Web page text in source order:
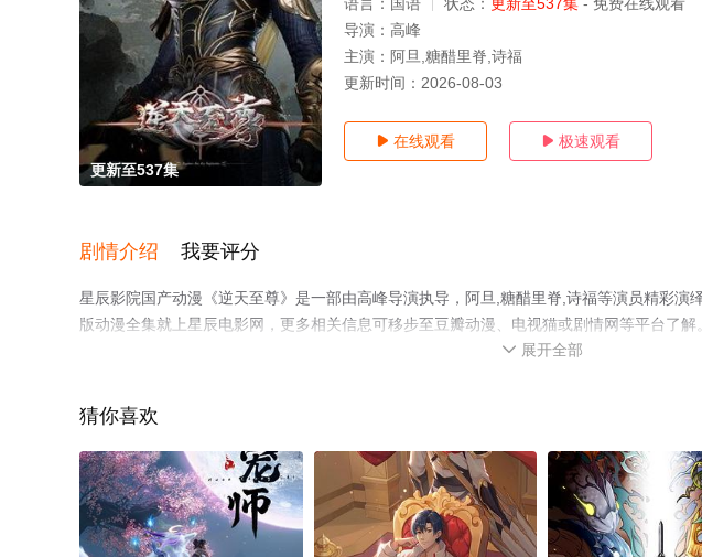
更新至537集
导演： 高峰
主演： 阿旦,糖醋里脊,诗福
更新时间： 2026-08-03
 在线观看  极速观看
剧情介绍 我要评分
星辰影院国产动漫《逆天至尊》是一部由高峰导演执导，阿旦,糖醋里脊,诗福等演员精彩演
版动漫全集就上星辰电影网，更多相关信息可移步至豆瓣动漫、电视猫或剧情网等平台了解。
 展开全部
猜你喜欢